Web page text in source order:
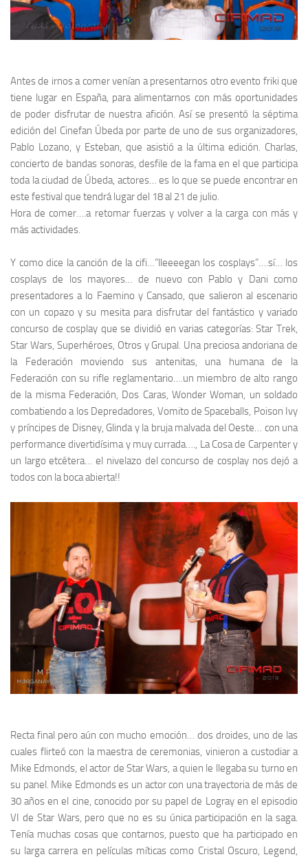
Antes de irnos a comer venían a presentarnos otro evento friki que
tiene lugar en España, para alimentarnos con más oportunidades
de poder disfrutar de nuestra afición. Así se presentó la séptima
edición del Cinefan Úbedapor parte de uno de sus organizadores,
Pablo Lozano, y Esteban, que asistió a la última edición. Charlas,
concierto de bandas sonoras, desfile de la fama en el que participa
toda la ciudad de Úbeda, actores… es lo que se puede encontrar en
este festival que tendrá lugar del 18 al 21 de julio.
Hora de comer….a retomar fuerzas y volver a la carga con más y
más actividades.
Y como dice la canción de la cifi…”lleeeegan los cosplays”….sí… los
cosplays de los mayores… de nuevo con Pablo y Dani como
presentadores a lo Faemino y Cansado, que salieron al escenario
con un copazo y su mesita para disfrutar del fantástico y variado
concurso de cosplay que se dividió en varias categorías:Star Trek,
Star Wars, Superhéroes, Otrosy Grupal. Una preciosa andoriana de
la Federación moviendo sus antenitas, una humana de la
Federación con su rifle reglamentario….un miembro de alto rango
de la misma Federación, Dos Caras,Wonder Woman, un soldado
combatiendo a los Depredadores, Vomito deSpaceballs, Poison Ivy
y príncipes de Disney, Glinday la bruja malvada del Oeste… con una
performance divertidísima y muy currada…., La Cosade Carpentery
un largo etcétera… el nivelazo del concurso de cosplaynos dejó a
todos con la boca abierta!!
Recta final pero aún con mucho emoción… dos droides, uno de las
cuales flirteó con la maestra de ceremonias, vinieron a custodiar a
Mike Edmonds, el actor de Star Wars, a quien le llegaba su turno en
su panel. Mike Edmondses un actor con una trayectoria de más de
30 años en el cine, conocido por su papel de Lograyen elepisodio
VI de Star Wars, pero que no es su única participación en la saga.
Tenía muchas cosas que contarnos, puesto que ha participado en
su larga carrera en películas míticas como Cristal Oscuro, Legend,